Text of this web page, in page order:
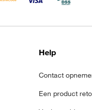
Help
Contact
Een product